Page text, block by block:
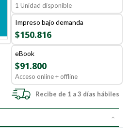
1 Unidad disponible
Impreso bajo demanda
$150.816
eBook
$91.800
Acceso online + offline
Recibe de 1 a 3 días hábiles